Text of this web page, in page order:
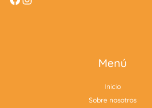
Menú
Inicio
Sobre nosotros